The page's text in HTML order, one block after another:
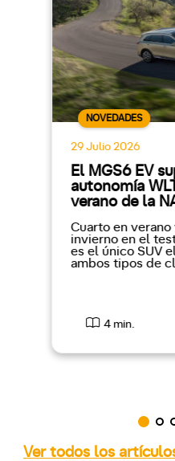
NOVEDADES
29 Julio 2026
El MGS6 EV
autonomía
verano de la
Cuarto en
invierno en el
es el único SUV
ambos tipos de
4 min.
Ver todos los